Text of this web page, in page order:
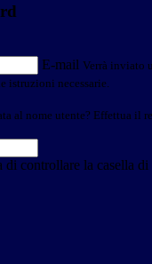
E-mail Verrà inviato
istruzioni necessarie.
al nome utente? Effettua il
di controllare la casella di